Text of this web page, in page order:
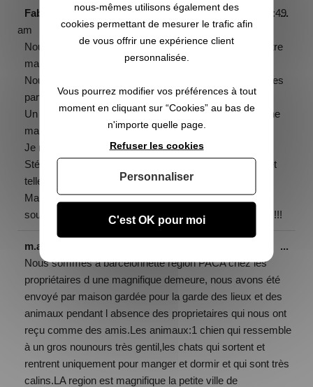
Fabienne etAlexandre Boéa écrit lejuillet 1, 2014
8:49
am
Nous avons fait appel à maison gardée pour garder notre
maison et nos animaux: 1 gros chien et 2 chats.
Nous avons enfin trouvé une vrai solution, nous sommes
partis tranquille et serein en vacances.
Un couple de retraité adorable est venu, j'ai retrouvé une
maison impeccable et mes animaux en pleine forme.
Je recommande vivement Maison gardée (Karine et
Stéphane) qui sont des gens d'un sérieux exemplaire et
tellement gentils.
Maintenant nous pouvons partir en vacances sans se
soucier de laisser notre maison et nos animaux..Merci!!!!
...
m.alain
Nous sommes à barcelonnette region PACA chez les
propriétaires d une magnifique demeure, nous avons été
envoyé par maison gardée pour la garde des lieux et des
animaux pendant l absence des proprietaires qui nous ont
reçu comme des amis.Les animaux:1 chien qui ressemble
à un gros nounours très gentil,les chats qui sortent et
rentrent uniquement pour manger et dormir et qui sont très
calins.LA region est magnifique la petite ville de
...
nous-mêmes utilisons également des
cookies permettant de mesurer le trafic afin
de vous offrir une expérience client
personnalisée.
Vous pourrez modifier vos préférences à tout
moment en cliquant sur “Cookies” au bas de
n'importe quelle page.
C'est OK pour moi
Refuser les cookies
Personnaliser